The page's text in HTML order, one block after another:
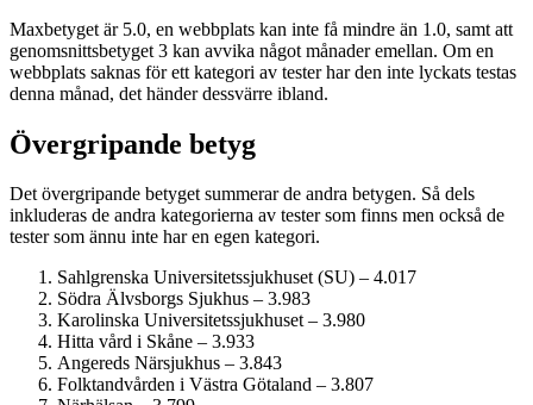
Maxbetyget är 5.0, en webbplats kan inte få mindre än 1.0, samt att
genomsnittsbetyget 3 kan avvika något månader emellan. Om en
webbplats saknas för ett kategori av tester har den inte lyckats testas
denna månad, det händer dessvärre ibland.
Övergripande betyg
Det övergripande betyget summerar de andra betygen. Så dels
inkluderas de andra kategorierna av tester som finns men också de
tester som ännu inte har en egen kategori.
Sahlgrenska Universitets­sjukhuset (SU) – 4.017
Södra Älvsborgs Sjukhus – 3.983
Karolinska Universitets­sjukhuset – 3.980
Hitta vård i Skåne – 3.933
Angereds Närsjukhus – 3.843
Folktandvården i Västra Götaland – 3.807